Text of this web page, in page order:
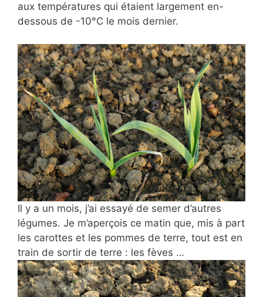
aux températures qui étaient largement en-
dessous de -10°C le mois dernier.
Il y a un mois, j’ai essayé de semer d’autres
légumes. Je m’aperçois ce matin que, mis à part
les carottes et les pommes de terre, tout est en
train de sortir de terre : les fèves …